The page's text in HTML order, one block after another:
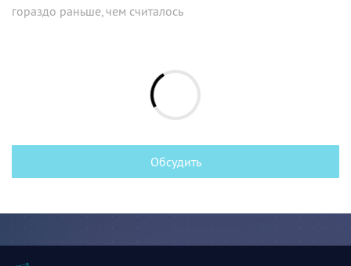
гораздо раньше, чем считалось
Обсудить